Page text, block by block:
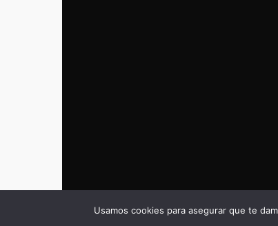
© eldeportivo.es 2008 - 2025 Todos los
Usamos cookies para asegurar que te